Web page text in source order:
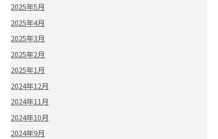
2025年5月
2025年4月
2025年3月
2025年2月
2025年1月
2024年12月
2024年11月
2024年10月
2024年9月